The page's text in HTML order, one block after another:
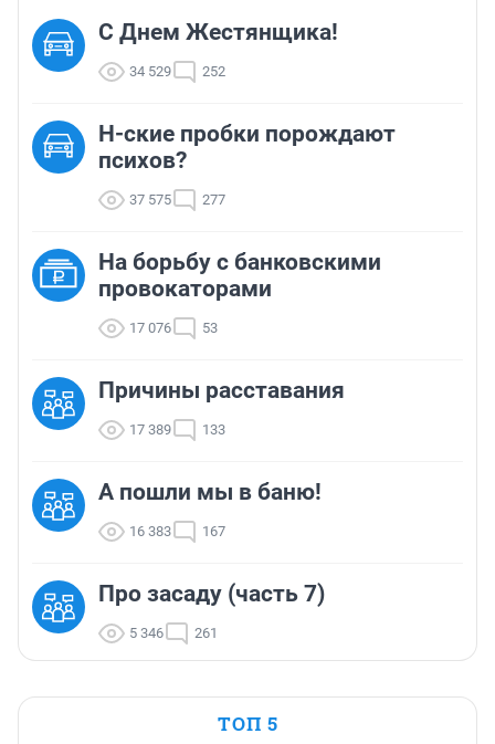
С Днем Жестянщика!
34 529 252
Н-ские пробки порождают
психов?
37 575 277
На борьбу с банковскими
провокаторами
17 076 53
Причины расставания
17 389 133
А пошли мы в баню!
16 383 167
Про засаду (часть 7)
5 346 261
ТОП 5